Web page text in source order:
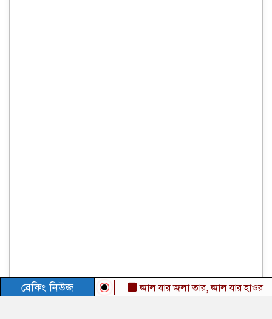
ব্রেকিং নিউজ জাল যার জলা তার, জাল যার হাওর —